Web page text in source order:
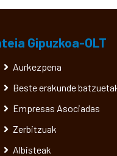
Gipuzkoa-OLT
Aurkezpena
Beste erakunde
Empresas Asociadas
Zerbitzuak
Albisteak